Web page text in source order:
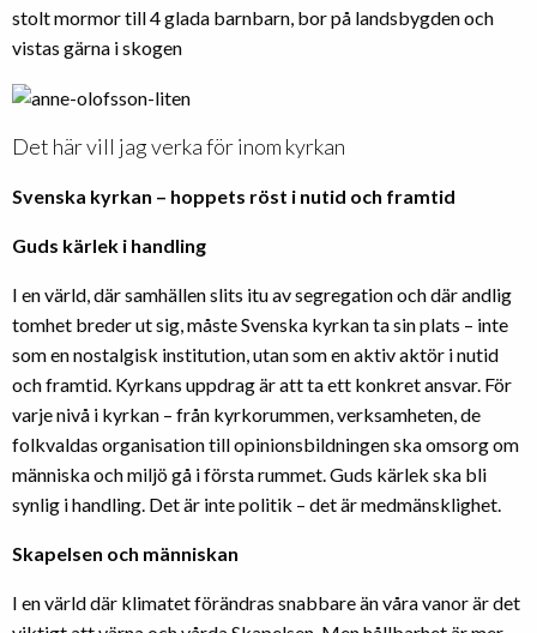
stolt mormor till 4 glada barnbarn, bor på landsbygden och
vistas gärna i skogen
Det här vill jag verka för inom kyrkan
Svenska kyrkan – hoppets röst i nutid och framtid
Guds kärlek i handling
I en värld, där samhällen slits itu av segregation och där andlig
tomhet breder ut sig, måste Svenska kyrkan ta sin plats – inte
som en nostalgisk institution, utan som en aktiv aktör i nutid
och framtid. Kyrkans uppdrag är att ta ett konkret ansvar. För
varje nivå i kyrkan – från kyrkorummen, verksamheten, de
folkvaldas organisation till opinionsbildningen ska omsorg om
människa och miljö gå i första rummet. Guds kärlek ska bli
synlig i handling. Det är inte politik – det är medmänsklighet.
Skapelsen och människan
I en värld där klimatet förändras snabbare än våra vanor är det